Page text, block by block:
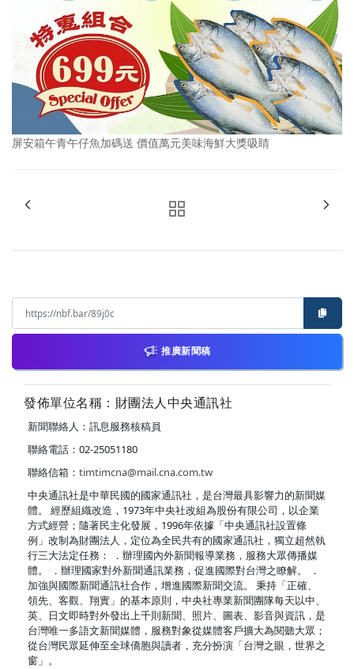
屏安箱午青午仔魚加碼送 價值萬元美味海鮮大獎吸睛
推廣新聞稿
發佈單位名稱：財團法人中央通訊社
新聞聯絡人：訊息服務核稿員
聯絡電話：02-25051180
聯絡信箱： timtimcna@mail.cna.com.tw
中央通訊社是中華民國的國家通訊社，是台灣最具影響力的新聞媒
體。 經歷組織改造，1973年中央社改組為股份有限公司，以企業
方式經營；隨著民主化發展，1996年依據「中央通訊社設置條
例」改制為財團法人，定位為全民共有的國家通訊社，獨立超然執
行三大法定任務： ．辦理國內外新聞報導業務，服務大眾傳播媒
體。 ．辦理國家對外新聞通訊業務，促進國際對台灣之瞭解。 ．
加強與國際新聞通訊社合作，增進國際新聞交流。 秉持「正確、
領先、客觀、翔實」的基本原則，中央社專業新聞團隊每天以中、
英、日文即時對外發出上千則新聞、照片、圖表、影音與資訊，是
台灣唯一多語文新聞媒體，服務對象從媒體客戶擴大為閱聽大眾；
從台灣民眾延伸至全球僑胞與讀者，充分扮演「台灣之眼，世界之
窗」。